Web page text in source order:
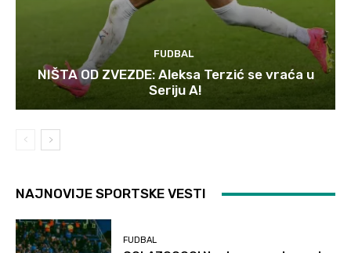
FUDBAL
NIŠTA OD ZVEZDE: Aleksa Terzić se vraća u
Seriju A!
NAJNOVIJE SPORTSKE VESTI
FUDBAL